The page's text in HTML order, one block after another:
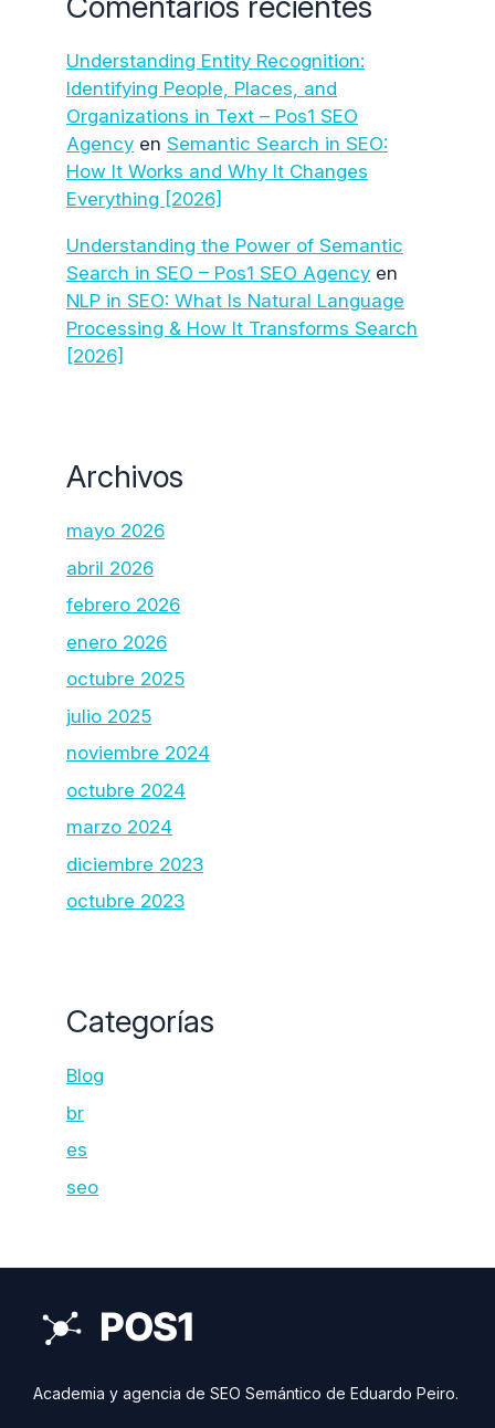
Understanding Entity Recognition:
Identifying People, Places, and
Organizations in Text – Pos1 SEO
Agency en Semantic Search in SEO:
How It Works and Why It Changes
Everything [2026]
Understanding the Power of Semantic
Search in SEO – Pos1 SEO Agency en
NLP in SEO: What Is Natural Language
Processing & How It Transforms Search
[2026]
Archivos
mayo 2026
abril 2026
febrero 2026
enero 2026
octubre 2025
julio 2025
noviembre 2024
octubre 2024
marzo 2024
diciembre 2023
octubre 2023
Categorías
Blog
br
es
seo
Academia y agencia de SEO Semántico de Eduardo Peiro.